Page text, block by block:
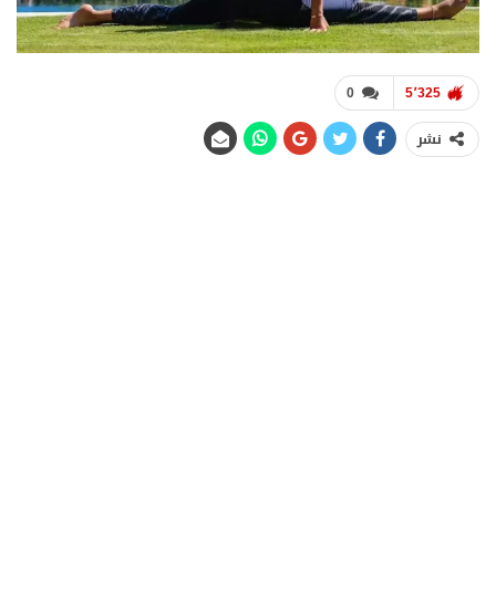
0 5٬325
نشر